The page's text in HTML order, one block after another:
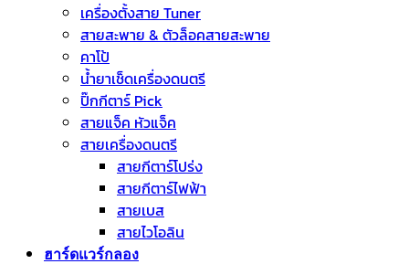
เครื่องตั้งสาย Tuner
สายสะพาย & ตัวล็อคสายสะพาย
คาโป้
น้ำยาเช็ดเครื่องดนตรี
ปิ๊กกีตาร์ Pick
สายแจ็ค หัวแจ็ค
สายเครื่องดนตรี
สายกีตาร์โปร่ง
สายกีตาร์ไฟฟ้า
สายเบส
สายไวโอลิน
ฮาร์ดแวร์กลอง